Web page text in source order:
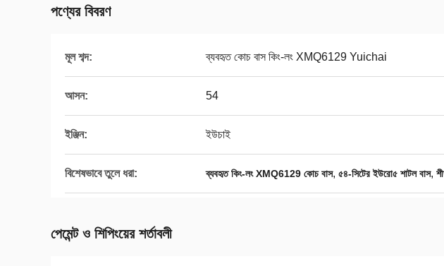
পণ্যের বিবরণ
মূল শব্দ: ব্যবহৃত কোচ বাস কিং-লং XMQ6129 Yuichai
আসন: 54
ইঞ্জিন: ইউচাই
বিশেষভাবে তুলে ধরা: ব্যবহৃত কিং-লং XMQ6129 কোচ বাস, ৫৪-সিটের ইউরো৫ শাটল বাস,
পেমেন্ট ও শিপিংয়ের শর্তাবলী